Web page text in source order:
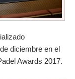
diciembre en el
Awards 2017.